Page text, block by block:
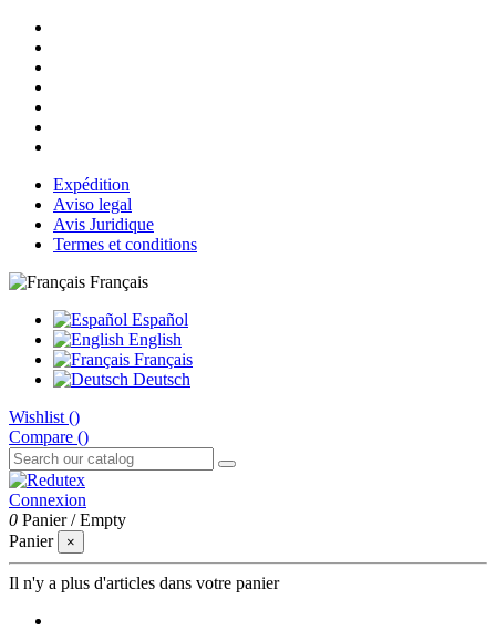
Expédition
Aviso legal
Avis Juridique
Termes et conditions
Français
Español
English
Français
Deutsch
Wishlist ()
Compare ()
Connexion
0 Panier /Empty
Panier
×
Il n'y a plus d'articles dans votre panier